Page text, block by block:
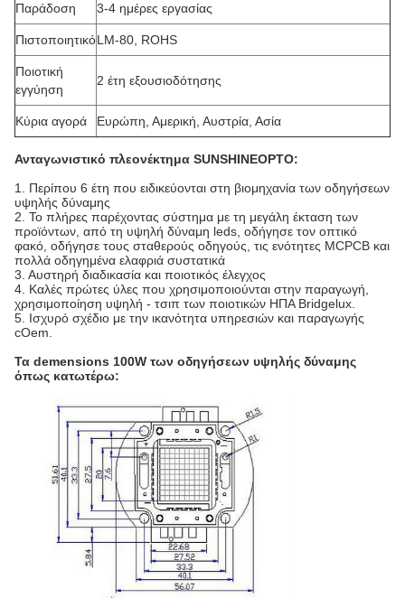
Παράδοση 3-4 ημέρες εργασίας
ΠιστοποιητικόLM-80, ROHS
Ποιοτική
εγγύηση
2 έτη εξουσιοδότησης
Κύρια αγορά Ευρώπη, Αμερική, Αυστρία, Ασία
Ανταγωνιστικό πλεονέκτημα SUNSHINEOPTO:
1. Περίπου 6 έτη που ειδικεύονται στη βιομηχανία των οδηγήσεων
υψηλής δύναμης
2. Το πλήρες παρέχοντας σύστημα με τη μεγάλη έκταση των
προϊόντων, από τη υψηλή δύναμη leds, οδήγησε τον οπτικό
φακό, οδήγησε τους σταθερούς οδηγούς, τις ενότητες MCPCB και
πολλά οδηγημένα ελαφριά συστατικά
3. Αυστηρή διαδικασία και ποιοτικός έλεγχος
4. Καλές πρώτες ύλες που χρησιμοποιούνται στην παραγωγή,
χρησιμοποίηση υψηλή - τσιπ των ποιοτικών ΗΠΑ Bridgelux.
5. Ισχυρό σχέδιο με την ικανότητα υπηρεσιών και παραγωγής
cOem.
Τα demensions 100W των οδηγήσεων υψηλής δύναμης
όπως κατωτέρω: